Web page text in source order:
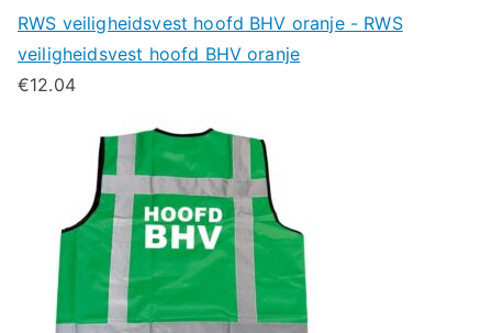
RWS veiligheidsvest hoofd BHV oranje - RWS
veiligheidsvest hoofd BHV oranje
€12.04